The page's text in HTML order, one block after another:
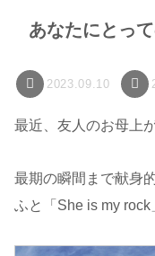
あなたにとっ
2023.09.10
最近、友人のお母上
最期の瞬間まで献身
ふと「She is my rock